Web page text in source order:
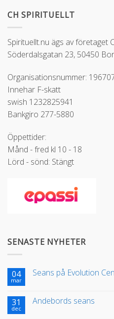
CH SPIRITUELLT
Spirituellt.nu ägs av företaget
Söderdalsgatan 23, 50450
Organisationsnummer:
Innehar F-skatt
swish 1232825941
Bankgiro 277-5880
Öppettider:
Månd - fred kl 10 - 18
Lörd - sönd: Stängt
SENASTE NYHETER
04
mar
Seans på Evolution
31
dec
Andebords seans